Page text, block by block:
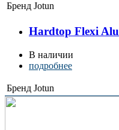
Бренд Jotun
Hardtop Flexi Alu
В наличии
подробнее
Бренд Jotun